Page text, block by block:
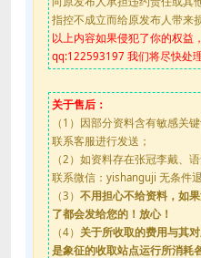
指控不成立而给原发布人带来
以上内容如果侵犯了你的权益
qq:122593197 我们将尽快处
关于售后：
（1）因部分资料含有敏感关
联系客服进行发送；
（2）如资料存在张冠李戴、
联系微信：yishanguji 无条件
（3） 不用担心不给资料，如
了都会发给您的！放心！
（4） 关于所收取的费用与其
是象征的收取站点运行所消耗